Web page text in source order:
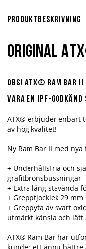
Produktbeskrivning
Original
OBS! ATX® Ram Bar
vara en IPF-
ATX® erbjuder enbart
av hög kvalitet!
Ny Ram Bar II med
+ Underhållsfria och
grafitbronsbussningar
+ Extra lång stavända
+ Grepptjocklek 29 mm
+ Greppyta av svart
utmärkt känsla och lätt
ATX® Ram Bar har
kunder ett ännu bättre